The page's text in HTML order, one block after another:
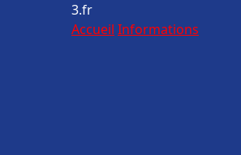
3.fr
Accueil Informations